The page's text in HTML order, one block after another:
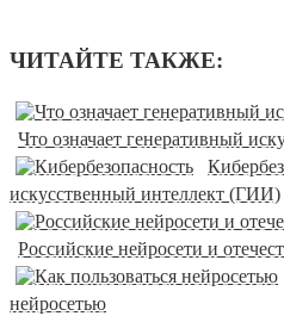
ЧИТАЙТЕ ТАКЖЕ:
Что означает генеративный
искусственный интеллект (ГИИ)
Российские нейросети и
нейросетью